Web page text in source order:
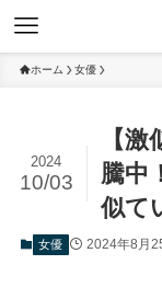
ホーム 女優
【
騰中
似て
2024
10/03
女優 2024年8月